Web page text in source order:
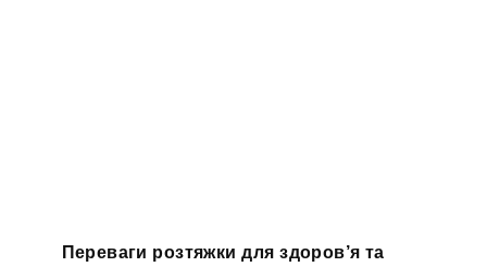
Переваги розтяжки для здоров’я та